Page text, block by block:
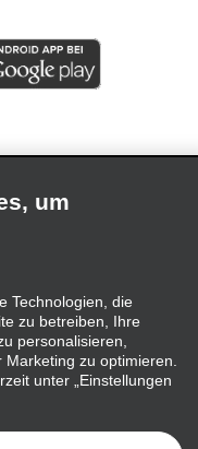
Datenschutzrichtlinie
Grundsatzerklärung
um
Technologien, die
zu betreiben, Ihre
personalisieren,
zu optimieren.
unter „Einstellungen